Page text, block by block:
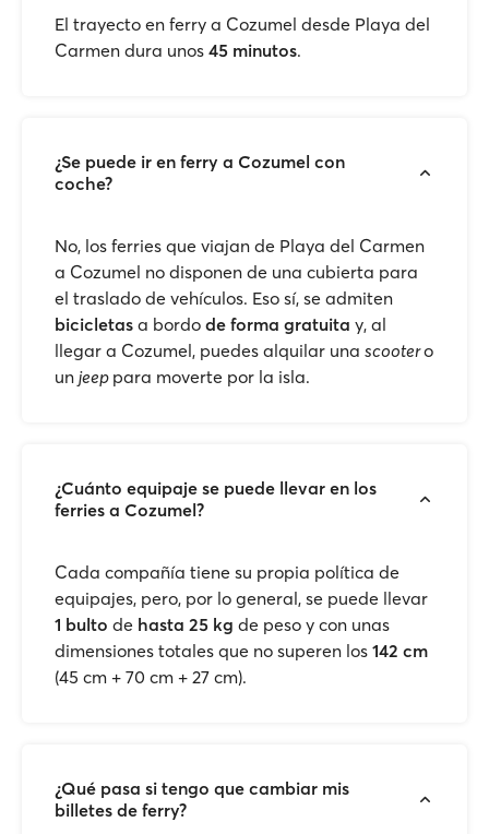
El trayecto en ferry a Cozumel desde Playa del
Carmen dura unos 45 minutos.
¿Se puede ir en ferry a Cozumel con
coche?
No, los ferries que viajan de Playa del Carmen
a Cozumel no disponen de una cubierta para
el traslado de vehículos. Eso sí, se admiten
bicicletas a bordo de forma gratuita y, al
llegar a Cozumel, puedes alquilar una scootero
un jeep para moverte por la isla.
¿Cuánto equipaje se puede llevar en los
ferries a Cozumel?
Cada compañía tiene su propia política de
equipajes, pero, por lo general, se puede llevar
1 bulto de hasta 25 kg de peso y con unas
dimensiones totales que no superen los 142 cm
(45 cm + 70 cm + 27 cm).
¿Qué pasa si tengo que cambiar mis
billetes de ferry?